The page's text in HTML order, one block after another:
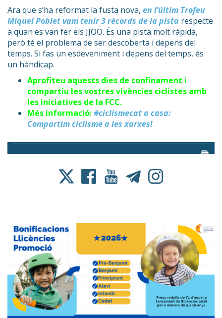
Ara que s’ha reformat la fusta nova, en l’últim Trofeu
Miquel Poblet vam tenir 3 rècords de la pista respecte
a quan es van fer els JJOO. És una pista molt ràpida,
però té el problema de ser descoberta i depens del
temps. Si fas un esdeveniment i depens del temps, és
un hàndicap.
Aprofiteu aquests dies de confinament i
compartiu les vostres vivències ciclistes amb
les iniciatives de la FCC.
Més informació:#ciclismecat a casa:
Compartim ciclisme a les xarxes!